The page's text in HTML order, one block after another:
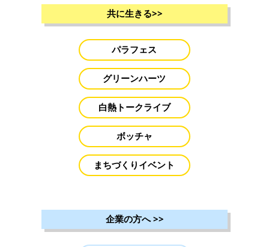
共に生きる>>
パラフェス
グリーンハーツ
白熱トークライブ
ボッチャ
まちづくりイベント
企業の方へ>>